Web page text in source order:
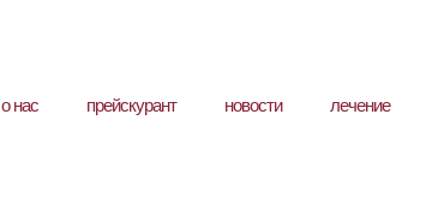
о нас прейскурант новости лечение